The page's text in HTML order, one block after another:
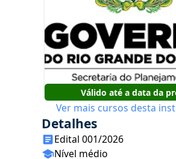
Válido até a data da
Ver mais cursos desta
Detalhes
Edital 001/2026
Nível médio